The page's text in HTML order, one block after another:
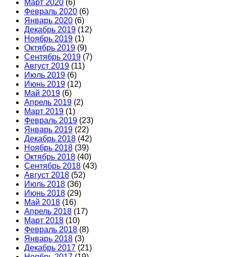
Март 2020 (6)
Февраль 2020 (6)
Январь 2020 (6)
Декабрь 2019 (12)
Ноябрь 2019 (1)
Октябрь 2019 (9)
Сентябрь 2019 (7)
Август 2019 (11)
Июль 2019 (6)
Июнь 2019 (12)
Май 2019 (6)
Апрель 2019 (2)
Март 2019 (1)
Февраль 2019 (23)
Январь 2019 (22)
Декабрь 2018 (42)
Ноябрь 2018 (39)
Октябрь 2018 (40)
Сентябрь 2018 (43)
Август 2018 (52)
Июль 2018 (36)
Июнь 2018 (29)
Май 2018 (16)
Апрель 2018 (17)
Март 2018 (10)
Февраль 2018 (8)
Январь 2018 (3)
Декабрь 2017 (21)